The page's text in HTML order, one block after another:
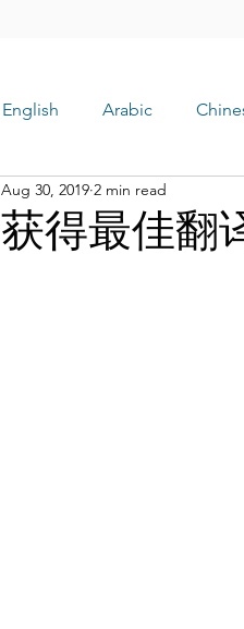
English Arabic
Spanish Vietnamese
获得最佳翻
Aug 30, 2019 2 min read